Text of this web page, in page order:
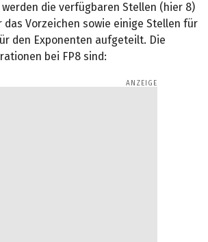
die verfügbaren Stellen (hier 8)
das Vorzeichen sowie einige Stellen für
den Exponenten aufgeteilt. Die
bei FP8 sind: